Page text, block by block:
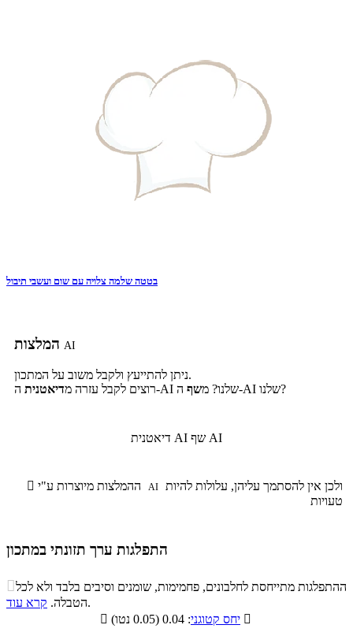
בטטה שלמה צלויה עם שום ועשבי תיבול
AI
ניתן להתייעץ ולקבל משוב על המתכון.
רוצים לקבל עזרה מדיאטנית ה-AI שלנו? משף ה-AI שלנו?
דיאטנית AI שף AI
 AI
טעויות
התפלגות ערך תזונתי במתכון
התפלגות ערך תזונתי במתכון
סיבים
תזונתיים
שומנים חלבונים
8.4% 76.8%
ההתפלגות מתייחסת לחלבונים, פחמימות, שומנים וסיבים בלבד ולא לכל
הטבלה. קרא עוד
.

יחס קטוגני 